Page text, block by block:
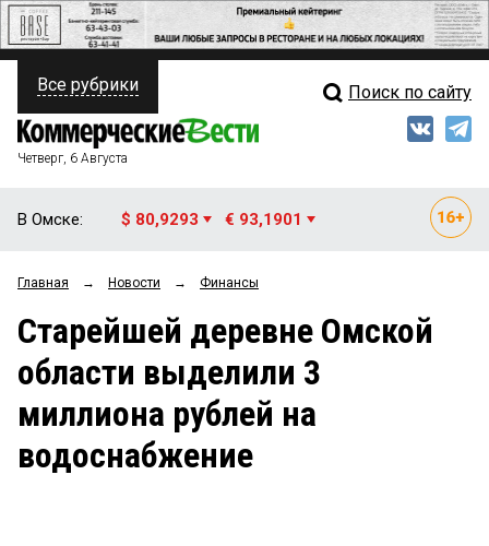
ПОЛИТИКА
ФИНАНСЫ
ОБЩЕСТВО
ЗАКОН
НОВОСТИ КОМПАНИЙ
ПРОИСШЕСТВИЯ
Свежий выпуск
Рейтинги
Блоги
Архив
Все рубрики Поиск по сайту
Четверг, 6 Августа
В Омске: $ 80,9293 € 93,1901
Главная → Новости → Финансы
Старейшей деревне Омской
области выделили 3
миллиона рублей на
водоснабжение